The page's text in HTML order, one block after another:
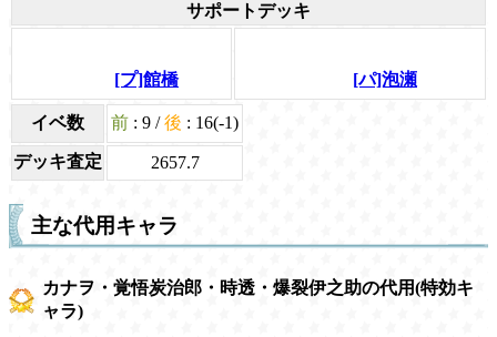
サポートデッキ
[プ]館橋 [パ]泡瀬
イベ数 前 : 9 /後 : 16(-1)
デッキ査定 2657.7
主な代用キャラ
カナヲ・覚悟炭治郎・時透・爆裂伊之助の代用(特効キ
ャラ)